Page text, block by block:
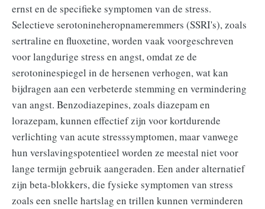
ernst en de specifieke symptomen van de stress.
Selectieve serotonineheropnameremmers (SSRI's), zoals
sertraline en fluoxetine, worden vaak voorgeschreven
voor langdurige stress en angst, omdat ze de
serotoninespiegel in de hersenen verhogen, wat kan
bijdragen aan een verbeterde stemming en vermindering
van angst. Benzodiazepines, zoals diazepam en
lorazepam, kunnen effectief zijn voor kortdurende
verlichting van acute stresssymptomen, maar vanwege
hun verslavingspotentieel worden ze meestal niet voor
lange termijn gebruik aangeraden. Een ander alternatief
zijn beta-blokkers, die fysieke symptomen van stress
zoals een snelle hartslag en trillen kunnen verminderen